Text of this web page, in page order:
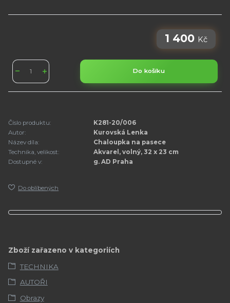
1 400 Kč
Do košíku
Číslo produktu:
K281-20/006
Autor:
Kurovská Lenka
Název díla:
Chaloupka na pasece
Technika, velikost:
Akvarel, volný, 32 x 23 cm
Dostupné v:
g. AD Praha
Do oblíbených
Zboží zařazeno v kategoriích
TECHNIKA
AUTOŘI
Obrazy